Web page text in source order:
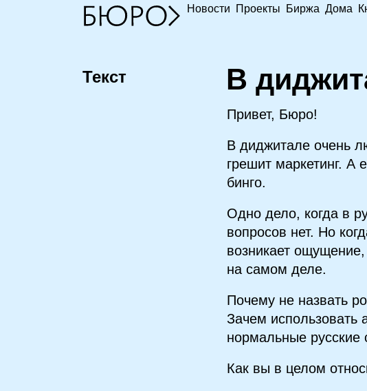
Новости Проекты Биржа Дома
Текст В
Привет, Бюро!
В диджитале очень
грешит маркетинг. А
бинго.
Одно дело, когда в
вопросов нет. Но
возникает
на самом деле.
Почему не назвать
Зачем использовать
нормальные русские
Как вы в целом